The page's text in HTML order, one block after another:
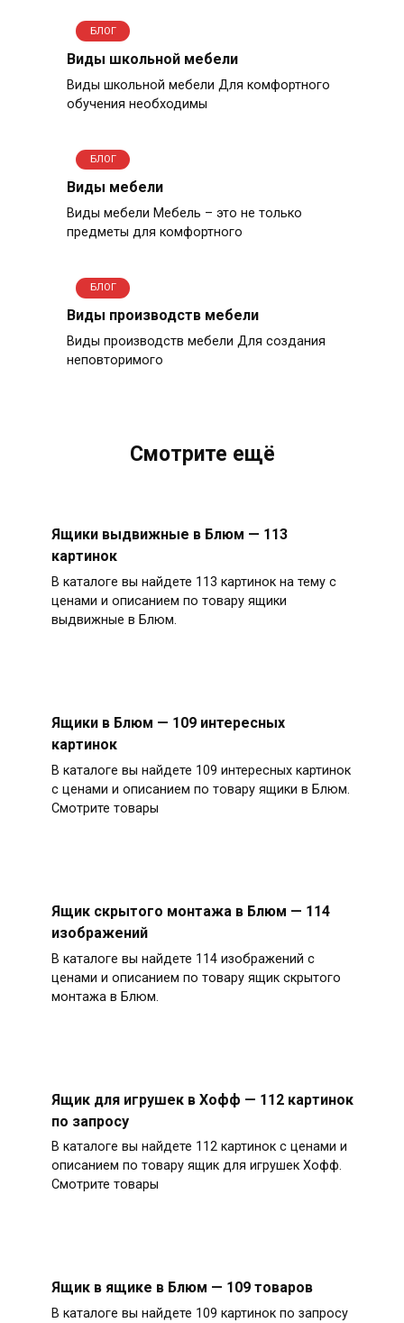
БЛОГ
Виды школьной мебели
Виды школьной мебели Для комфортного
обучения необходимы
БЛОГ
Виды мебели
Виды мебели Мебель – это не только
предметы для комфортного
БЛОГ
Виды производств мебели
Виды производств мебели Для создания
неповторимого
Смотрите ещё
Ящики выдвижные в Блюм — 113
картинок
В каталоге вы найдете 113 картинок на тему с
ценами и описанием по товару ящики
выдвижные в Блюм.
Ящики в Блюм — 109 интересных
картинок
В каталоге вы найдете 109 интересных картинок
с ценами и описанием по товару ящики в Блюм.
Смотрите товары
Ящик скрытого монтажа в Блюм — 114
изображений
В каталоге вы найдете 114 изображений с
ценами и описанием по товару ящик скрытого
монтажа в Блюм.
Ящик для игрушек в Хофф — 112 картинок
по запросу
В каталоге вы найдете 112 картинок с ценами и
описанием по товару ящик для игрушек Хофф.
Смотрите товары
Ящик в ящике в Блюм — 109 товаров
В каталоге вы найдете 109 картинок по запросу